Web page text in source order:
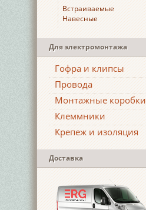
Встраиваемые
Навесные
Для электромонтажа
Гофра и клипсы
Провода
Монтажные коробки
Клеммники
Крепеж и изоляция
Доставка